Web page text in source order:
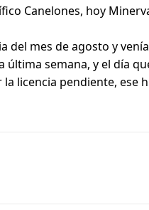
Canelones, hoy
mes de agosto y
semana, y el día
licencia pendiente, ese